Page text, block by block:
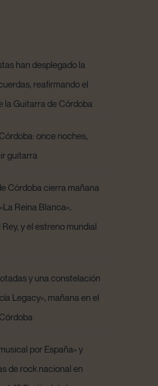
han desplegado la
reafirmando el
la Guitarra de Córdoba
once noches,
guitarra
Córdoba cierra mañana
Reina Blanca»,
y el estreno mundial
y una constelación
Legacy», mañana en el
por España» y
de rock nacional en